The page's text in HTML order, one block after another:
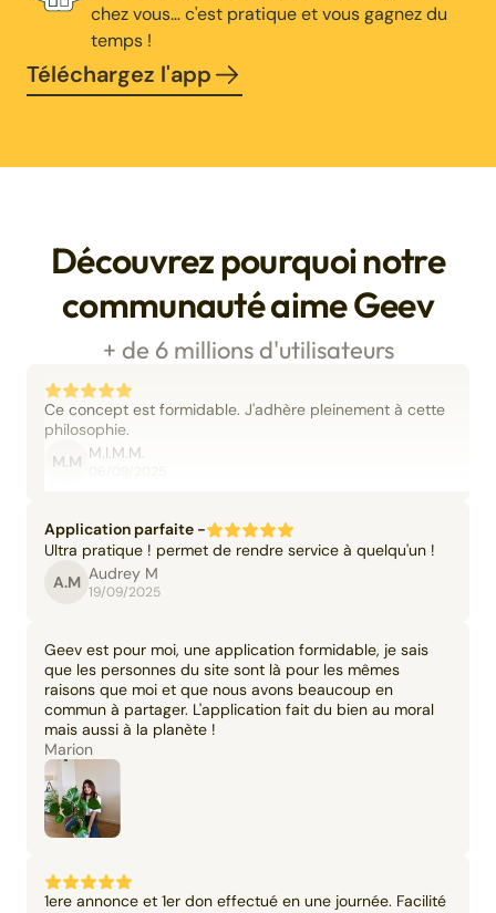
chez vous… c'est pratique et vous gagnez du
temps !
Téléchargez l'app
Découvrez pourquoi notre
communauté aime Geev
+ de 6 millions d'utilisateurs
Ce concept est formidable. J'adhère pleinement à cette
philosophie.
M.M M.I.M.M.
Application parfaite -
Ultra pratique ! permet de rendre service à quelqu'un !
A.M Audrey M
19/09/2025
Geev est pour moi, une application formidable, je sais
que les personnes du site sont là pour les mêmes
raisons que moi et que nous avons beaucoup en
commun à partager. L'application fait du bien au moral
mais aussi à la planète !
Marion
1ere annonce et 1er don effectué en une journée. Facilité